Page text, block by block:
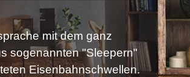
mit dem ganz
sogenannten "Sleepern"
Eisenbahnschwellen.